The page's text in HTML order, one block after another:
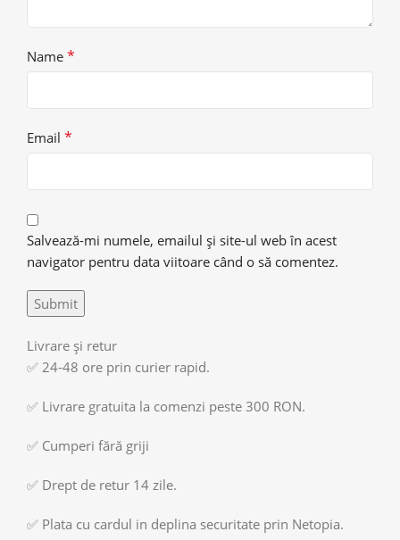
Name *
Email *
Salvează-mi numele, emailul și site-ul web în acest
navigator pentru data viitoare când o să comentez.
Livrare și retur
✅ 24-48 ore prin curier rapid.
✅ Livrare gratuita la comenzi peste 300 RON.
✅ Cumperi fără griji
✅ Drept de retur 14 zile.
✅ Plata cu cardul in deplina securitate prin Netopia.